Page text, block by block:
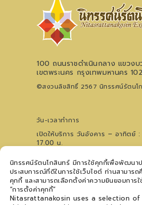
นิทรรศน์รัตนโกสินทร์ มีการใช้คุกกี้เพื่อพัฒนา
ประสบการณ์ที่ดีในการใช้เว็บไซต์ ท่านสามารถ
คุกกี้ และสามารถเลือกตั้งค่าความยินยอมการ
“การตั้งค่าคุกกี้”
Nitasrattanakosin uses a selection
100 ถนนราชดำเนินกลาง แขวงบ
เขตพระนคร กรุงเทพมหานคร
©สงวนลิขสิทธิ์ 2567 นิทรรศน์รัตนโ
วัน-เวลาทำการ
เปิดให้บริการ วันอังคาร – อาทิตย์
17.00 น.
โทรศัพท์0 2621 0044
สอบถามเวทีการแสดงฯ 09 5476
ติดตามข่าวสาร